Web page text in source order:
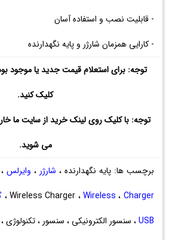
- قابلیت نصب و استفاده آسان
- کارایی همزمان شارژر و پایه نگهدارنده
توجه: برای استعلام قیمت جدید یا موجود
کلیک کنید.
توجه: با کلیک روی لینک خرید از سایت ما
می شوید.
برچسب ها: پایه نگهدارنده ، شارژر ، وایرلس ،
Wireless Charger ،Wireless ، Charger ،
USB، سنسور الکترونیکی ، سنسور ، تکنولوژی ،